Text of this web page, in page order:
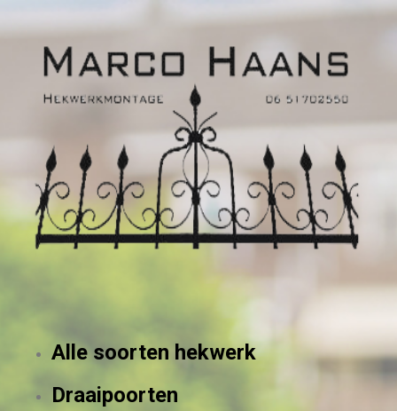
Alle soorten hekwerk
Draaipoorten